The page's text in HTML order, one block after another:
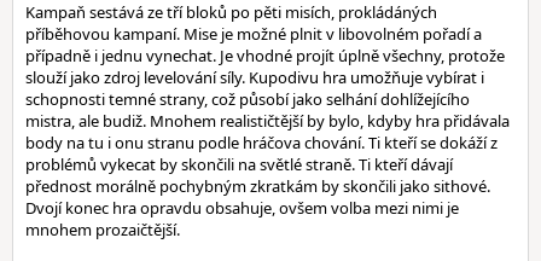
Kampaň sestává ze tří bloků po pěti misích, prokládáných
příběhovou kampaní. Mise je možné plnit v libovolném pořadí a
případně i jednu vynechat. Je vhodné projít úplně všechny, protože
slouží jako zdroj levelování síly. Kupodivu hra umožňuje vybírat i
schopnosti temné strany, což působí jako selhání dohlížejícího
mistra, ale budiž. Mnohem realističtější by bylo, kdyby hra přidávala
body na tu i onu stranu podle hráčova chování. Ti kteří se dokáží z
problémů vykecat by skončili na světlé straně. Ti kteří dávají
přednost morálně pochybným zkratkám by skončili jako sithové.
Dvojí konec hra opravdu obsahuje, ovšem volba mezi nimi je
mnohem prozaičtější.